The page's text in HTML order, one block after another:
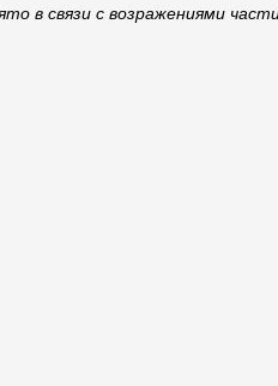
в связи с возражениями